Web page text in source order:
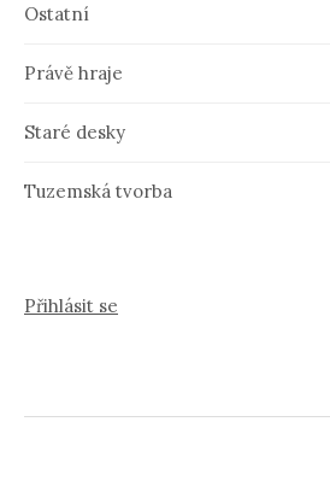
Ostatní
Právě hraje
Staré desky
Tuzemská tvorba
Přihlásit se